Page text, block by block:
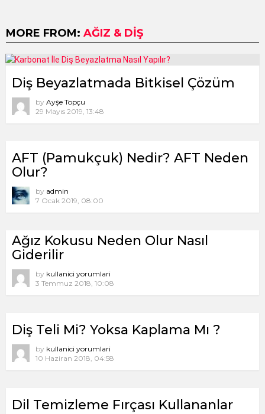
MORE FROM: AĞIZ & DIŞ
Diş Beyazlatmada Bitkisel Çözüm
by Ayşe Topçu
29 Mayıs 2019, 13:48
AFT (Pamukçuk) Nedir? AFT Neden
Olur?
by admin
7 Ocak 2019, 08:00
Ağız Kokusu Neden Olur Nasıl
Giderilir
by kullanici yorumlari
3 Temmuz 2018, 10:08
Diş Teli Mi? Yoksa Kaplama Mı ?
by kullanici yorumlari
10 Haziran 2018, 04:58
Dil Temizleme Fırçası Kullananlar